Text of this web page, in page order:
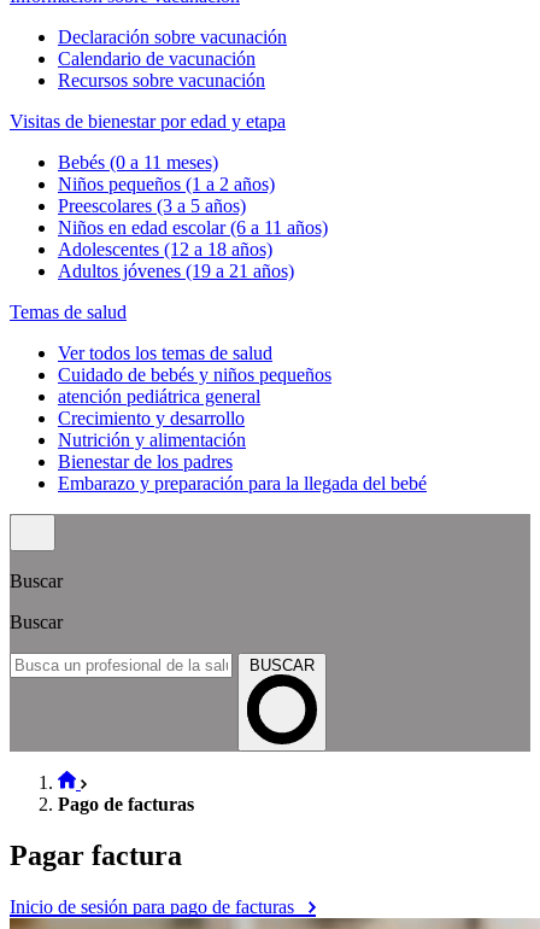
Declaración sobre vacunación
Calendario de vacunación
Recursos sobre vacunación
Visitas de bienestar por edad y etapa
Bebés (0 a 11 meses)
Niños pequeños (1 a 2 años)
Preescolares (3 a 5 años)
Niños en edad escolar (6 a 11 años)
Adolescentes (12 a 18 años)
Adultos jóvenes (19 a 21 años)
Temas de salud
Ver todos los temas de salud
Cuidado de bebés y niños pequeños
atención pediátrica general
Crecimiento y desarrollo
Nutrición y alimentación
Bienestar de los padres
Embarazo y preparación para la llegada del bebé
Buscar
Buscar
BUSCAR
Pago de facturas
Pagar factura
Inicio de sesión para pago de facturas